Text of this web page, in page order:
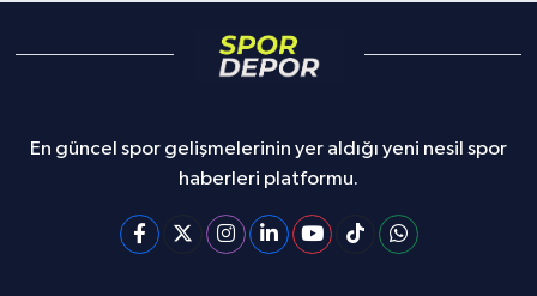
En güncel spor gelişmelerinin yer aldığı yeni nesil spor
haberleri platformu.